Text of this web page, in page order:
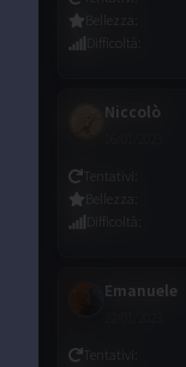
Bellezza :
Difficoltà :
Niccolò
Tentativi :
Bellezza :
Difficoltà :
Emanuele
Tentativi :